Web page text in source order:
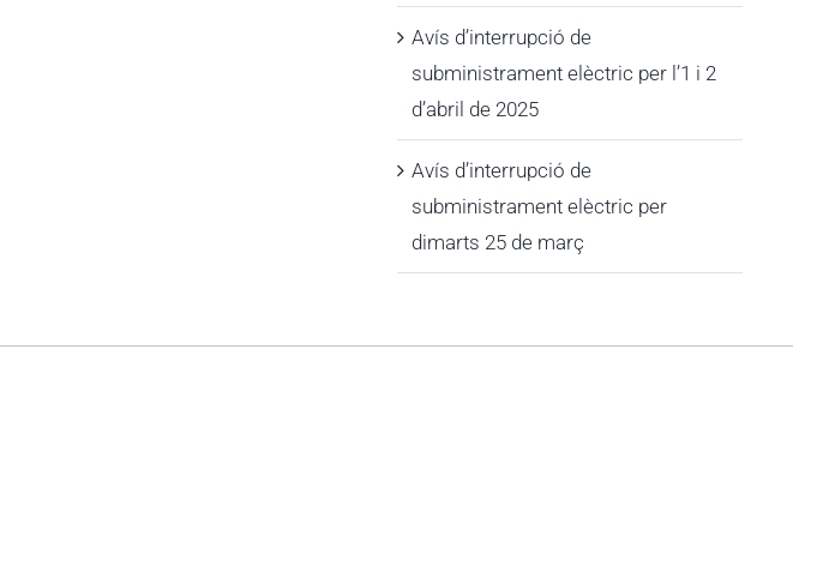
Avís d’interrupció de
subministrament elèctric per l’1 i 2
d’abril de 2025
Avís d’interrupció de
subministrament elèctric per
dimarts 25 de març